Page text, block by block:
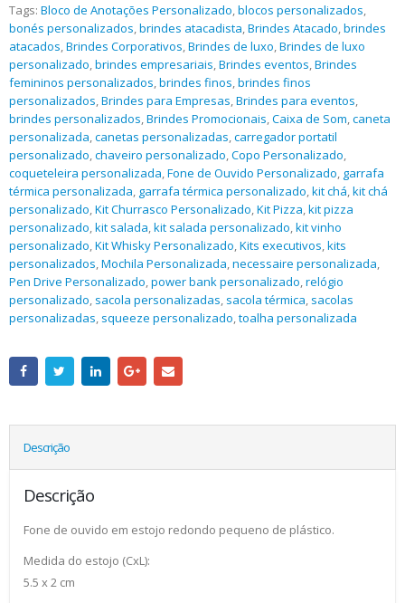
Tags: Bloco de Anotações Personalizado,blocos personalizados,
bonés personalizados,brindes atacadista,Brindes Atacado,brindes
atacados,Brindes Corporativos,Brindes de luxo,Brindes de luxo
personalizado,brindes empresariais,Brindes eventos,Brindes
femininos personalizados,brindes finos,brindes finos
personalizados,Brindes para Empresas,Brindes para eventos,
brindes personalizados,Brindes Promocionais,Caixa de Som,caneta
personalizada,canetas personalizadas,carregador portatil
personalizado,chaveiro personalizado,Copo Personalizado,
coqueteleira personalizada,Fone de Ouvido Personalizado, garrafa
térmica personalizada, garrafa térmica personalizado,kit chá,kit chá
personalizado,Kit Churrasco Personalizado,Kit Pizza,kit pizza
personalizado,kit salada,kit salada personalizado,kit vinho
personalizado,Kit Whisky Personalizado,Kits executivos,kits
personalizados,Mochila Personalizada,necessaire personalizada,
Pen Drive Personalizado,power bank personalizado,relógio
personalizado, sacola personalizadas, sacola térmica, sacolas
personalizadas, squeeze personalizado,toalha personalizada
Descrição
Descrição
Fone de ouvido em estojo redondo pequeno de plástico.
Medida do estojo (CxL):
5.5 x 2 cm